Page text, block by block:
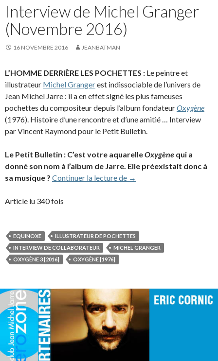
Interview de Michel Granger
(Novembre 2016)
16 NOVEMBRE 2016 JEANBATMAN
L’HOMME DERRIÈRE LES POCHETTES : Le peintre et
illustrateur Michel Grangerest indissociable de l’univers de
Jean Michel Jarre : il a en effet signé les plus fameuses
pochettes du compositeur depuis l’album fondateurOxygène
(1976). Histoire d’une rencontre et d’une amitié … Interview
par Vincent Raymond pour le Petit Bulletin.
Le Petit Bulletin : C’est votre aquarelleOxygène qui a
donné son nom à l’album de Jarre. Elle préexistait donc à
sa musique ? Continuer la lecture de Interview de Michel
→
Article lu 340 fois
EQUINOXE
ILLUSTRATEUR DE POCHETTES
INTERVIEW DE COLLABORATEUR
MICHEL GRANGER
OXYGÈNE 3 [2016]
OXYGÈNE [1976]